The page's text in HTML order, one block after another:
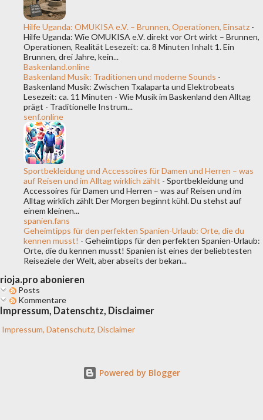
Hilfe Uganda: OMUKISA e.V. – Brunnen, Operationen, Einsatz -
Hilfe Uganda: Wie OMUKISA e.V. direkt vor Ort wirkt – Brunnen,
Operationen, Realität Lesezeit: ca. 8 Minuten Inhalt 1. Ein
Brunnen, drei Jahre, kein...
Baskenland.online
Baskenland Musik: Traditionen und moderne Sounds -
Baskenland Musik: Zwischen Txalaparta und Elektrobeats
Lesezeit: ca. 11 Minuten - Wie Musik im Baskenland den Alltag
prägt - Traditionelle Instrum...
senf.online
Sportbekleidung und Accessoires für Damen und Herren – was
auf Reisen und im Alltag wirklich zählt - Sportbekleidung und
Accessoires für Damen und Herren – was auf Reisen und im
Alltag wirklich zählt Der Morgen beginnt kühl. Du stehst auf
einem kleinen...
spanien.fans
Geheimtipps für den perfekten Spanien-Urlaub: Orte, die du
kennen musst! - Geheimtipps für den perfekten Spanien-Urlaub:
Orte, die du kennen musst! Spanien ist eines der beliebtesten
Reiseziele der Welt, aber abseits der bekan...
rioja.pro abonieren
Posts
Kommentare
Impressum, Datenschtz, Disclaimer
Impressum, Datenschutz, Disclaimer
Powered by Blogger